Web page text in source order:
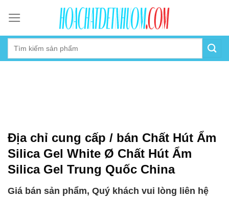
content
Địa chỉ cung cấp / bán Chất Hút Ẩm
Silica Gel White Ø Chất Hút Ẩm
Silica Gel Trung Quốc China
Giá bán sản phẩm, Quý khách vui lòng liên hệ